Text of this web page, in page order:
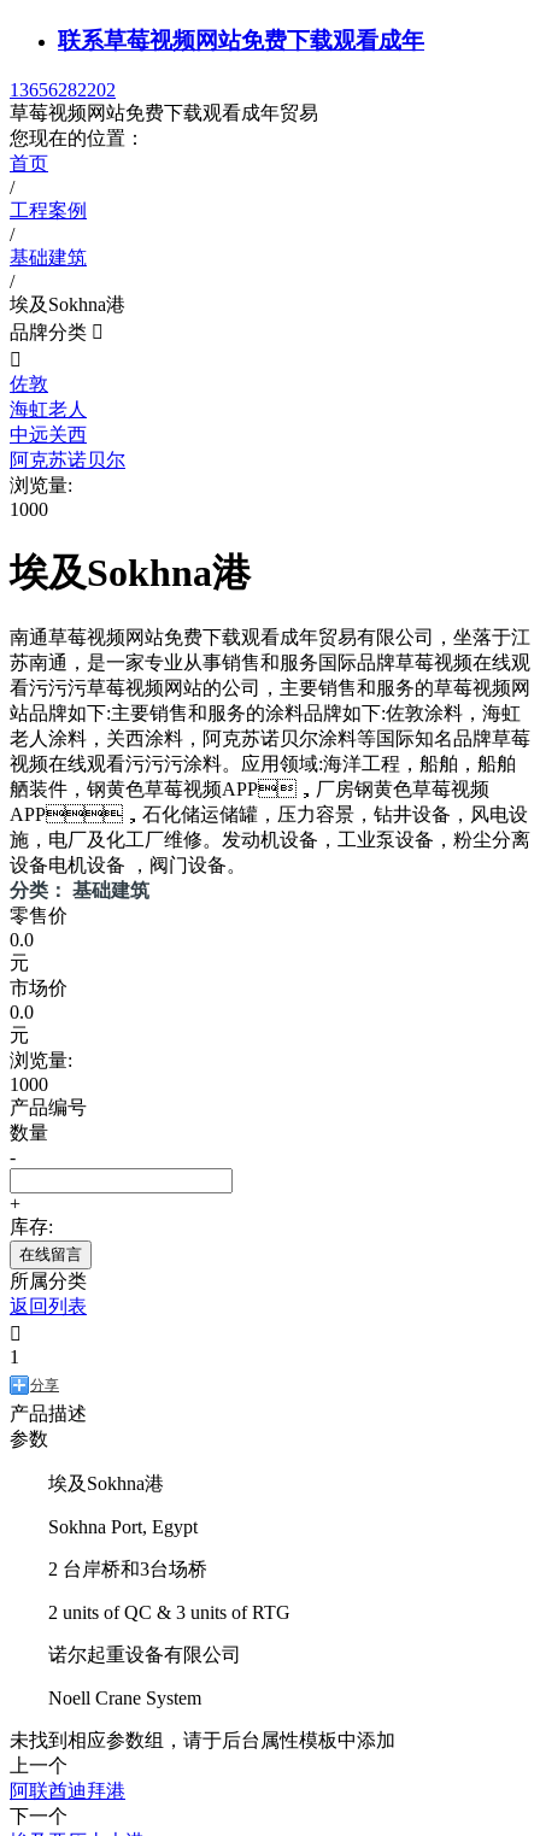
联系草莓视频网站免费下载观看成年
13656282202
草莓视频网站免费下载观看成年贸易
您现在的位置：
首页
/
工程案例
/
基础建筑
/
埃及Sokhna港
品牌分类 

佐敦
海虹老人
中远关西
阿克苏诺贝尔
浏览量:
1000
埃及Sokhna港
南通草莓视频网站免费下载观看成年贸易有限公司，坐落于江
苏南通，是一家专业从事销售和服务国际品牌草莓视频在线观
看污污污草莓视频网站的公司，主要销售和服务的草莓视频网
站品牌如下:主要销售和服务的涂料品牌如下:佐敦涂料，海虹
老人涂料，关西涂料，阿克苏诺贝尔涂料等国际知名品牌草莓
视频在线观看污污污涂料。应用领域:海洋工程，船舶，船舶
舾装件，钢黄色草莓视频APP，厂房钢黄色草莓视频
APP，石化储运储罐，压力容景，钻井设备，风电设
施，电厂及化工厂维修。发动机设备，工业泵设备，粉尘分离
设备电机设备 ，阀门设备。
分类： 基础建筑
零售价
0.0
元
市场价
0.0
元
浏览量:
1000
产品编号
数量
-
+
库存:
在线留言
所属分类
返回列表

1
分享
产品描述
参数
埃及Sokhna港
Sokhna Port, Egypt
2 台岸桥和3台场桥
2 units of QC & 3 units of RTG
诺尔起重设备有限公司
Noell Crane System
未找到相应参数组，请于后台属性模板中添加
上一个
阿联酋迪拜港
下一个